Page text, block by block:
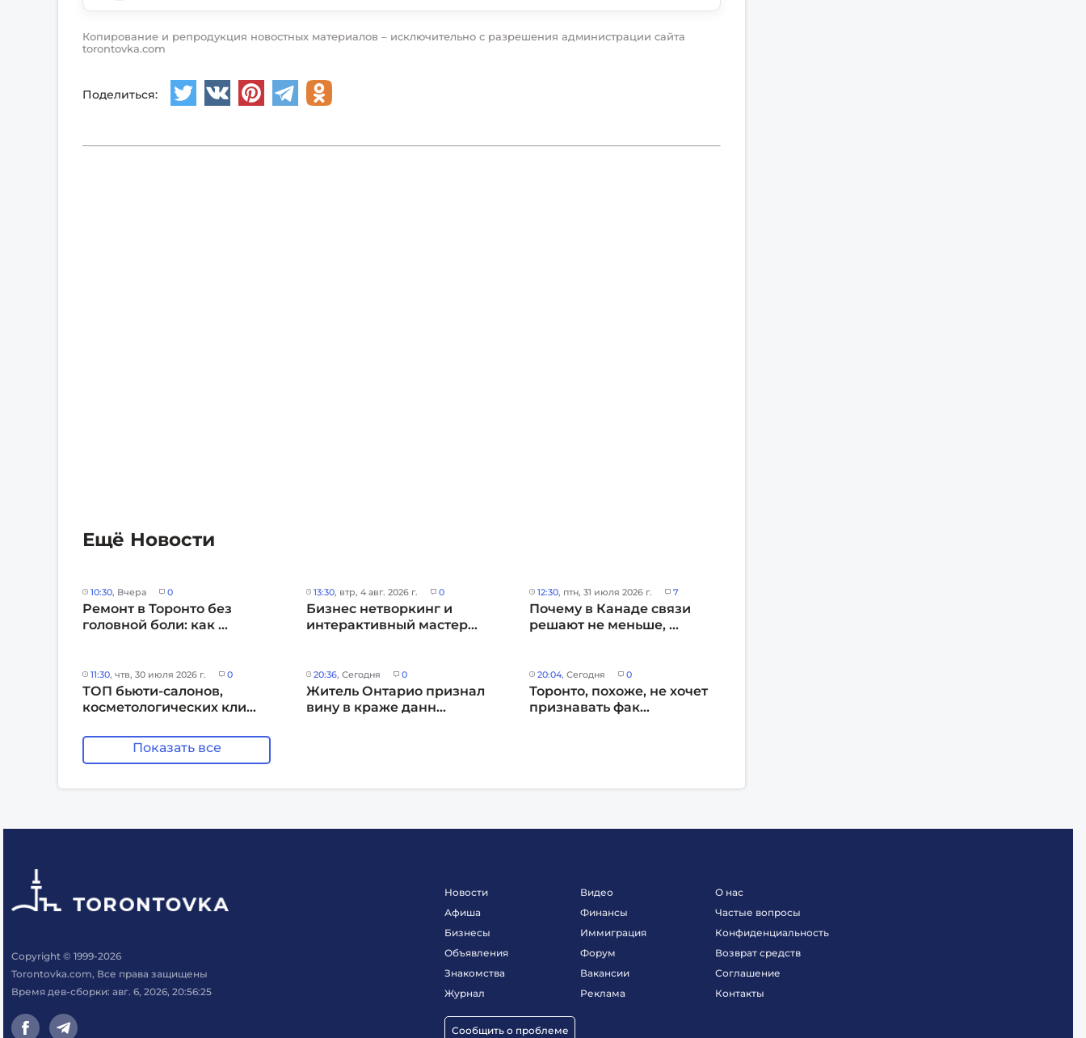
Копирование и репродукция новостных материалов – исключительно с разрешения администрации сайта
torontovka.com
Поделиться:
Ещё Новости
10:30, Вчера 0
Ремонт в Торонто без
головной боли: как ...
13:30, втр, 4 авг. 2026 г. 0
Бизнес нетворкинг и
интерактивный мастер...
12:30, птн, 31 июля 2026 г. 7
Почему в Канаде связи
решают не меньше, ...
11:30, чтв, 30 июля 2026 г. 0
ТОП бьюти-салонов,
косметологических кли...
20:36, Сегодня 0
Житель Онтарио признал
вину в краже данн...
20:04, Сегодня 0
Торонто, похоже, не хочет
признавать фак...
Показать все
Copyright © 1999-2026
Torontovka.com, Все права защищены
Время дев-сборки: авг. 6, 2026, 20:56:25
Новости
Афиша
Бизнесы
Объявления
Знакомства
Журнал
Сообщить о проблеме
Видео
Финансы
Иммиграция
Форум
Вакансии
Реклама
О нас
Частые вопросы
Конфиденциальность
Возврат средств
Соглашение
Контакты